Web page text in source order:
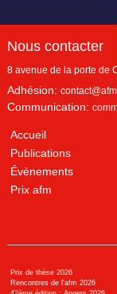
Nous contacter
8 avenue de la porte de
Adhésion:
Communication:
Accueil
Publications
Évènements
Prix afm
Prix de thèse 2026
Rencontres de l'afm 2026